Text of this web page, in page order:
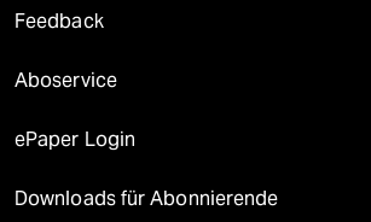
Feedback
Aboservice
ePaper Login
Downloads für Abonnierende